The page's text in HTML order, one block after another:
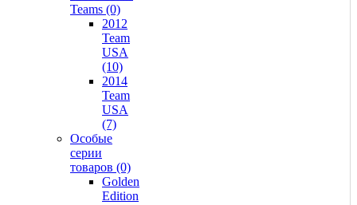
Teams (0)
2012
Team
USA
(10)
2014
Team
USA
(7)
Особые
серии
товаров (0)
Golden
Edition